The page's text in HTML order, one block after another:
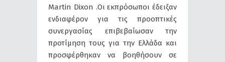
Martin Dixon .Οι εκπρόσωποι έδειξαν
ενδιαφέρον για τις προοπτικές
συνεργασίας επιβεβαίωσαν την
προτίμηση τους για την Ελλάδα και
προσφέρθηκαν να βοηθήσουν σε